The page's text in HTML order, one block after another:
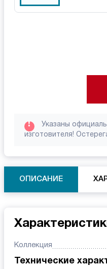
!
Указаны
изготовителя!
ОПИСАНИЕ
Коллекция
Технические